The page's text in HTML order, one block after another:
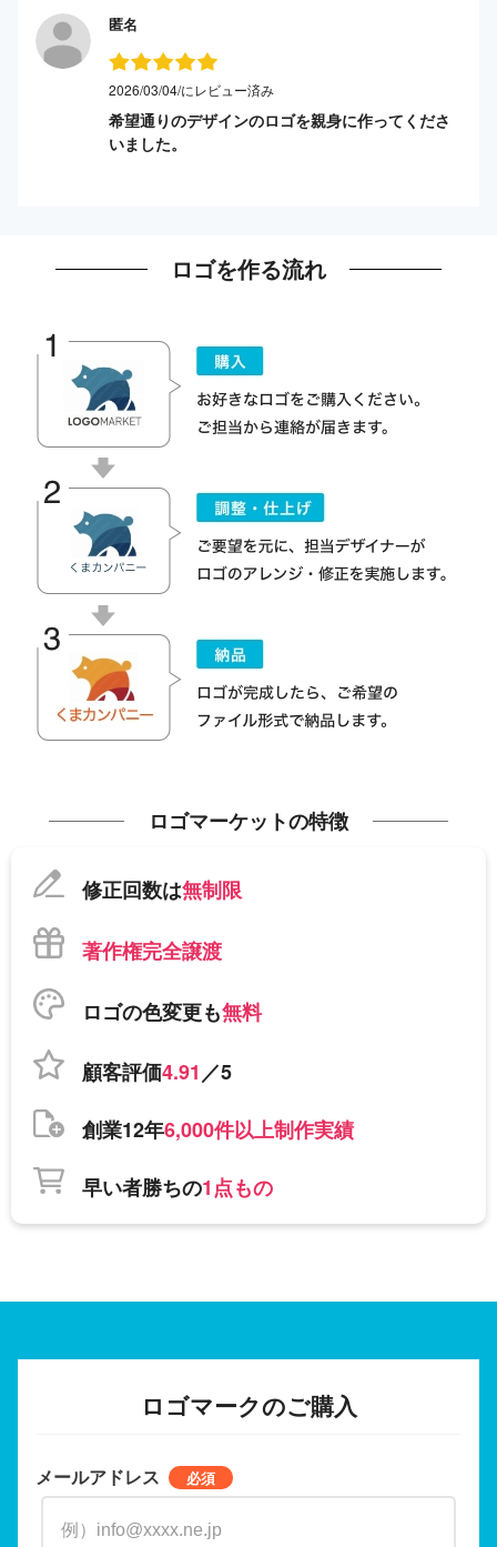
匿名
2026/03/04/にレビュー済み
希望通りのデザインのロゴを親身に作ってくださ
いました。
ロゴを作る流れ
ロゴマーケットの特徴
修正回数は無制限
著作権完全譲渡
ロゴの色変更も無料
顧客評価4.91／5
創業12年6,000件以上制作実績
早い者勝ちの1点もの
ロゴマークのご購入
メールアドレス